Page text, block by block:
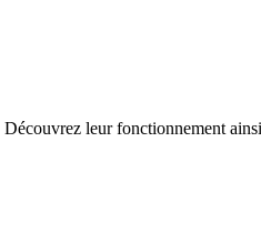
leur fonctionnement